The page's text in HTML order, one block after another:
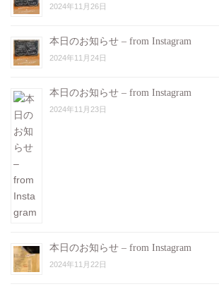
2024年11月26日
本日のお知らせ – from Instagram
2024年11月24日
本日のお知らせ – from Instagram
2024年11月23日
本日のお知らせ – from Instagram
2024年11月22日